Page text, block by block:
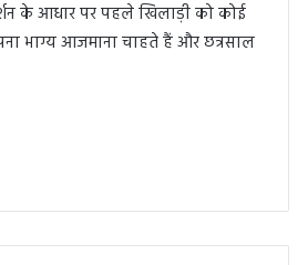
के आधार पर पहले खिलाड़ी को कोई
भाग्य आजमाना चाहते हैं और छत्रसाल